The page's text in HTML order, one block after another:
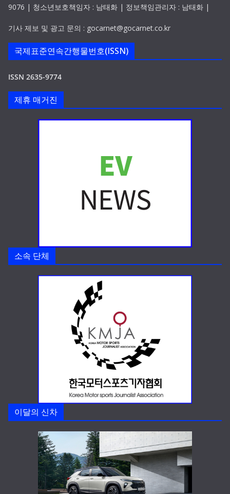
9076 | 청소년보호책임자 : 남태화 | 정보책임관리자 : 남태화 |
기사 제보 및 광고 문의 : gocarnet@gocarnet.co.kr
국제표준연속간행물번호(ISSN)
ISSN 2635-9774
제휴 매거진
소속 단체
이달의 신차